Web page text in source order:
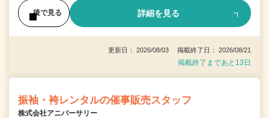
後で見る 詳細を見る
更新日： 2026/08/03 掲載終了日： 2026/08/21
掲載終了まであと13日
振袖・袴レンタルの催事販売スタッフ
株式会社アニバーサリー